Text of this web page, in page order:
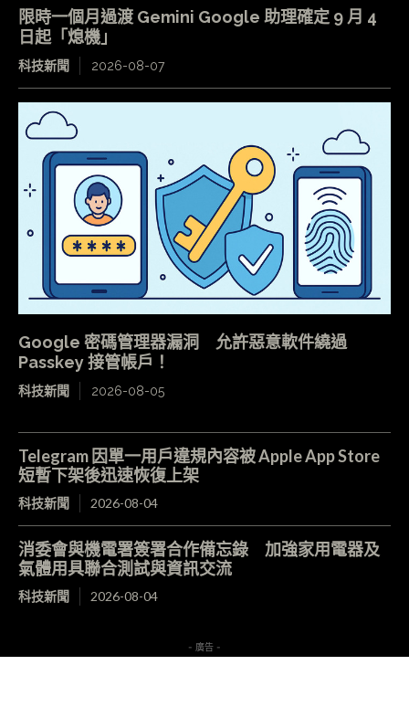
限時一個月過渡 Gemini Google 助理確定 9 月 4
日起「熄機」
科技新聞 2026-08-07
Google 密碼管理器漏洞 允許惡意軟件繞過
Passkey 接管帳戶！
科技新聞 2026-08-05
Telegram 因單一用戶違規內容被 Apple App Store
短暫下架後迅速恢復上架
科技新聞 2026-08-04
消委會與機電署簽署合作備忘錄 加強家用電器及
氣體用具聯合測試與資訊交流
科技新聞 2026-08-04
- 廣告 -